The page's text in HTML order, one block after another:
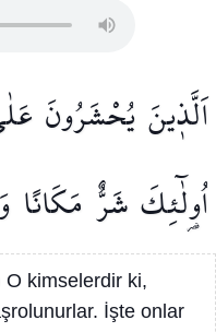
اَلَّذ۪ينَيُحْشَرُونَ
اُو۬لٰٓئِكَشَرٌّ مَكَانًا
O kimselerdir ki,
İşte onlar